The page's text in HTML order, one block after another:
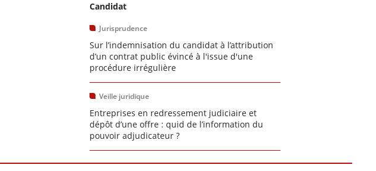
Candidat
Jurisprudence
Sur l’indemnisation du candidat à l’attribution
d’un contrat public évincé à l'issue d'une
procédure irrégulière
Veille juridique
Entreprises en redressement judiciaire et
dépôt d’une offre : quid de l’information du
pouvoir adjudicateur ?